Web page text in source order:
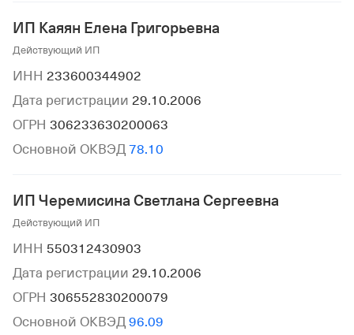
ИП Каяян Елена Григорьевна
Действующий ИП
ИНН 233600344902
Дата регистрации 29.10.2006
ОГРН 306233630200063
Основной ОКВЭД 78.10
ИП Черемисина Светлана Сергеевна
Действующий ИП
ИНН 550312430903
Дата регистрации 29.10.2006
ОГРН 306552830200079
Основной ОКВЭД 96.09